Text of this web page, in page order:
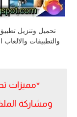
ومشاركة